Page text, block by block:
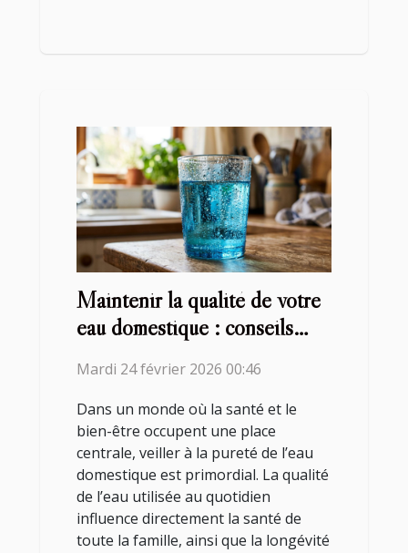
Maintenir la qualité de votre
eau domestique : conseils
Mardi 24 février 2026 00:46
Dans un monde où la santé et le
bien-être occupent une place
centrale, veiller à la pureté de l’eau
domestique est primordial. La qualité
de l’eau utilisée au quotidien
influence directement la santé de
toute la famille, ainsi que la longévité